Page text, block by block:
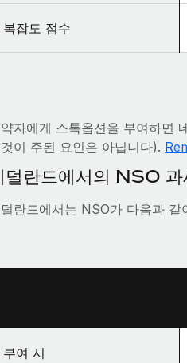
복잡도 점수
자에게 스톡옵션을 부여하면
이 주된 요인은 아닙니다).
덜란드에서의 NSO 과
란드에서는 NSO가 다음과 같
부여 시